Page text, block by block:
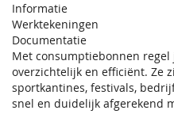
Informatie
Werktekeningen
Documentatie
Met consumptiebonnen
overzichtelijk en efficiënt. Ze
sportkantines, festivals,
snel en duidelijk afgerekend